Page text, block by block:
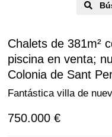
Chalets de 381m²
piscina en venta;
Colonia de Sant
Fantástica villa de
750.000 €